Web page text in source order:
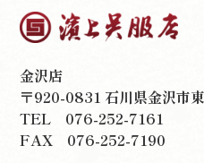
金沢店
〒920-0831 石川県金沢市
TEL 076-252-7161
FAX 076-252-7190